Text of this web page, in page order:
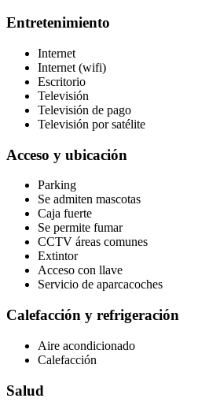
Entretenimiento
Internet
Internet (wifi)
Escritorio
Televisión
Televisión de pago
Televisión por satélite
Acceso y ubicación
Parking
Se admiten mascotas
Caja fuerte
Se permite fumar
CCTV áreas comunes
Extintor
Acceso con llave
Servicio de aparcacoches
Calefacción y refrigeración
Aire acondicionado
Calefacción
Salud